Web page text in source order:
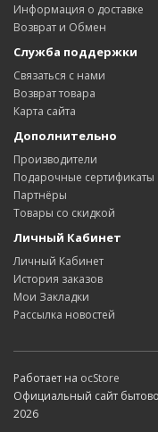
Информация о доставке
Возврат и Обмен
Служба поддержки
Связаться с нами
Возврат товара
Карта сайта
Дополнительно
Производители
Подарочные сертификаты
Партнёры
Товары со скидкой
Личный Кабинет
Личный Кабинет
История заказов
Мои Закладки
Рассылка новостей
Работает на ocStore
Официальный сайт
2026